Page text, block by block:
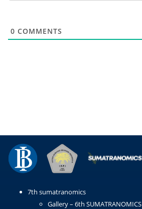
0 COMMENTS
7th sumatranomics
Gallery – 6th SUMATRANOMICS